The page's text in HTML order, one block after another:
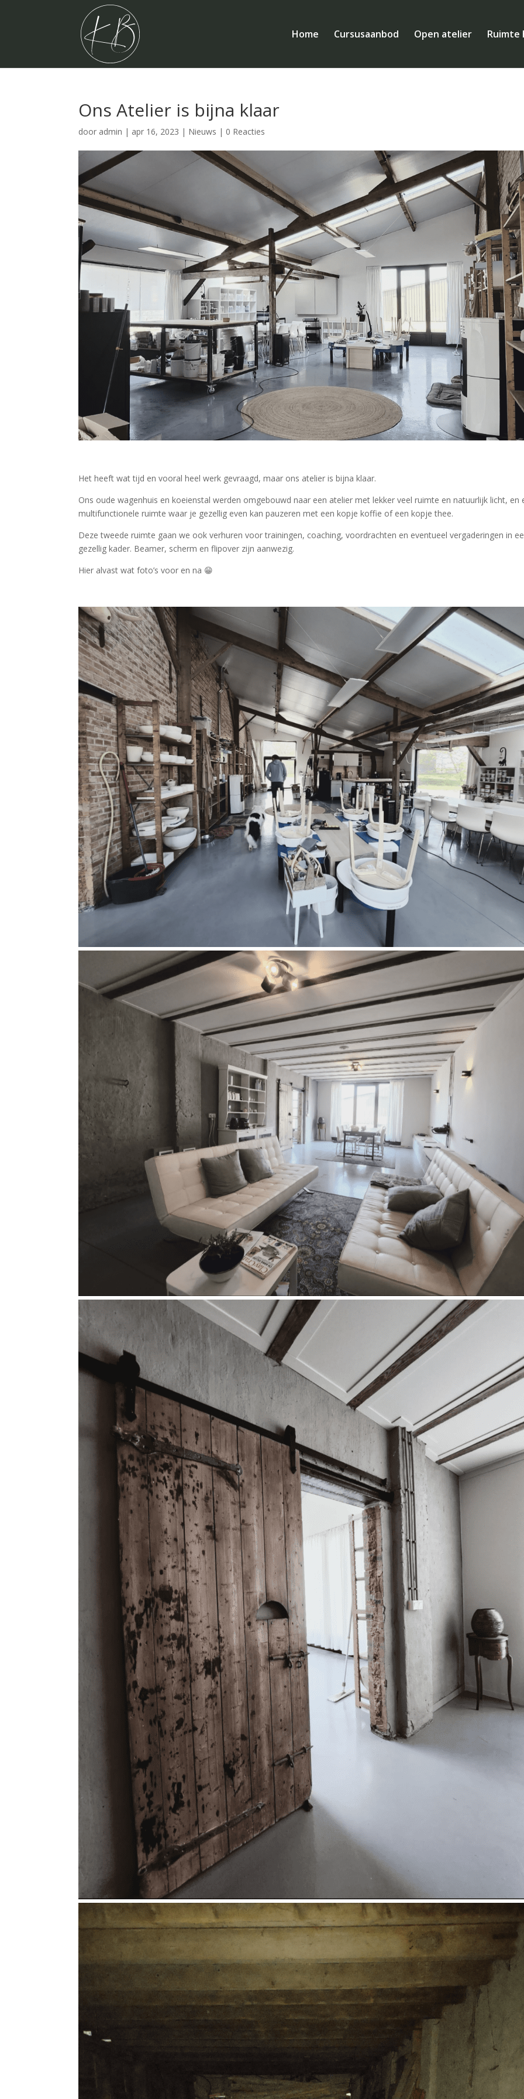
Home Cursusaanbod Open atelier Ruimte
Ons Atelier is bijna klaar
door admin | apr 16, 2023 | Nieuws | 0 Reacties
Het heeft wat tijd en vooral heel werk gevraagd, maar ons atelier is bijna klaar.
Ons oude wagenhuis en koeienstal werden omgebouwd naar een atelier met lekker veel ruimte en natuurlijk licht, en
multifunctionele ruimte waar je gezellig even kan pauzeren met een kopje koffie of een kopje thee.
Deze tweede ruimte gaan we ook verhuren voor trainingen, coaching, voordrachten en eventueel vergaderingen in
gezellig kader. Beamer, scherm en flipover zijn aanwezig.
Hier alvast wat foto’s voor en na 😁